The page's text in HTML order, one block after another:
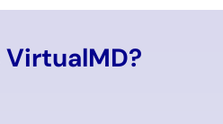
VirtualMD?